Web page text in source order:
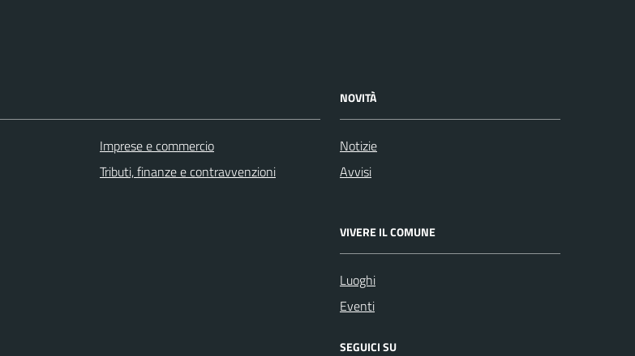
Imprese e commercio
Tributi, finanze e contravvenzioni
NOVITÀ
Notizie
Avvisi
VIVERE IL COMUNE
Luoghi
Eventi
SEGUICI SU